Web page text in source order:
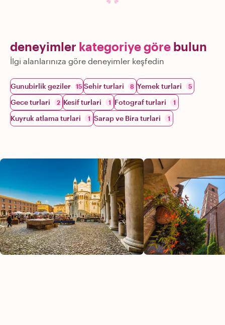
deneyimler kategoriye göre bulun
İlgi alanlarınıza göre deneyimler keşfedin
Gunubirlik geziler 15 Sehir turlari 8 Yemek turlari 5
Gece turlari 2 Kesif turlari 1 Fotograf turlari 1
Kuyruk atlama turlari 1 Sarap ve Bira turlari 1